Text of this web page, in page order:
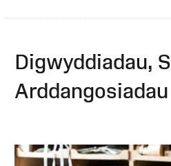
Digwyddiadau,
Arddangosiadau